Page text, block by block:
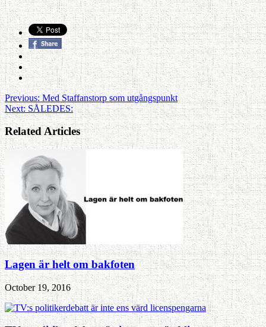
Previous: Med Staffanstorp som utgångspunkt
Next:SÅLEDES:
Related Articles
Lagen är helt om bakfoten
October 19, 2016